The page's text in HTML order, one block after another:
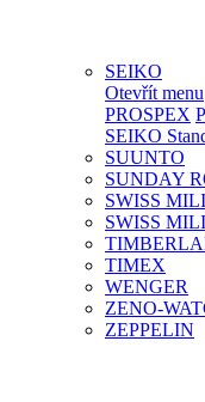
SEIKO
Otevřít menu
PROSPEX
SEIKO
SUUNTO
SUNDAY
SWISS
SWISS
TIMEX
WENGER
ZENO-
ZEPPELIN